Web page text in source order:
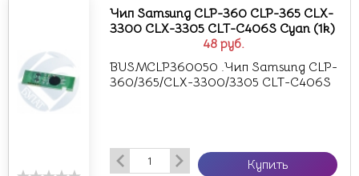
48 руб.
Чип Samsung CLP-360 CLP-365 CLX-
3300 CLX-3305 CLT-C406S Cyan (1k)
BUSMCLP360050 .Чип Samsung CLP-
360/365/CLX-3300/3305 CLT-C406S
Купить